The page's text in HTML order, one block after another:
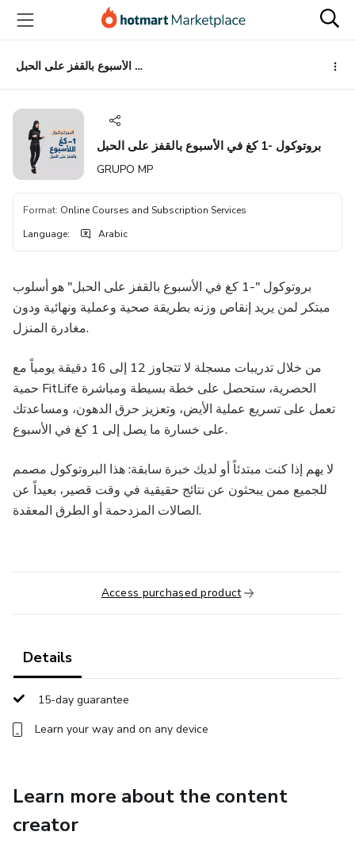
main
content
بروتوكول -1 كغ في الأسبوع بالقفز على الحبل
بروتوكول -1 كغ في الأسبوع بالقفز على الحبل
GRUPO MP
Format: Online Courses and Subscription Services
Language: Arabic
بروتوكول "-1 كغ في الأسبوع بالقفز على الحبل" هو أسلوب
مبتكر لمن يريد إنقاص وزنه بطريقة صحية وعملية ونهائية ودون
مغادرة المنزل.
من خلال تدريبات مسجلة لا تتجاوز 12 إلى 16 دقيقة يومياً مع
حمية FitLife الحصرية، ستحصل على خطة بسيطة ومباشرة
تعمل على تسريع عملية الأيض، وتعزيز حرق الدهون، ومساعدتك
على خسارة ما يصل إلى 1 كغ في الأسبوع.
لا يهم إذا كنت مبتدئاً أو لديك خبرة سابقة: هذا البروتوكول مصمم
للجميع ممن يبحثون عن نتائج حقيقية في وقت قصير، بعيداً عن
الصالات المزدحمة أو الطرق المعقدة.
Access purchased product
Details
15-day guarantee
Learn your way and on any device
Learn more about the content
creator